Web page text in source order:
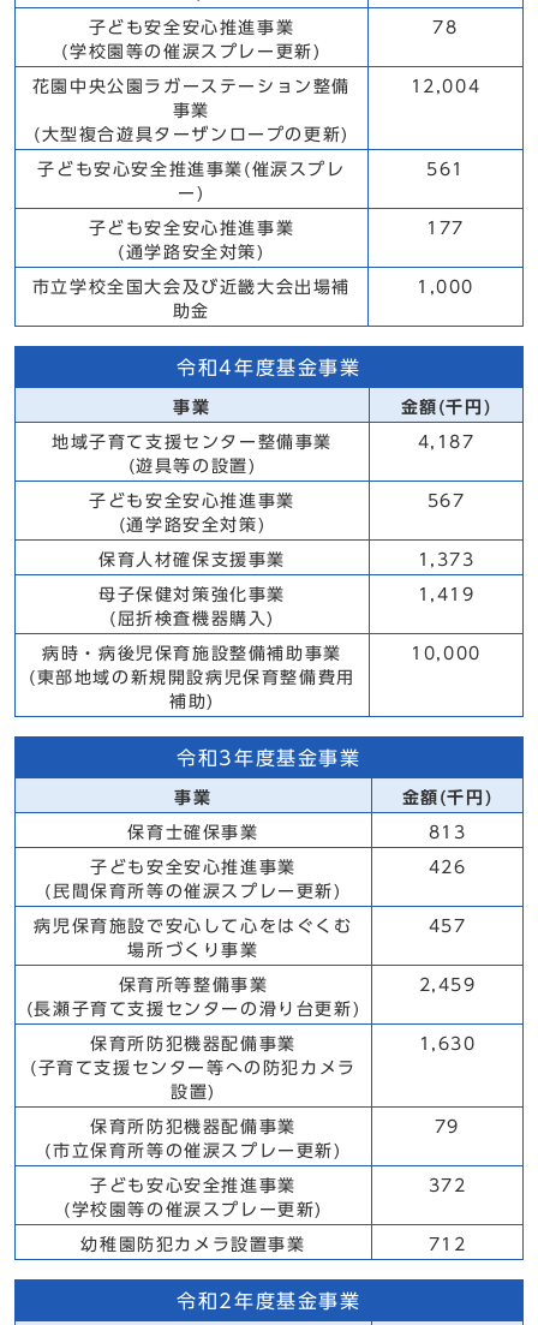
子ども安全安心推進事業
(学校園等の催涙スプレー更新)
78
花園中央公園ラガーステーション整備
事業
(大型複合遊具ターザンロープの更新)
12,004
子ども安心安全推進事業(催涙スプレ
ー)
561
子ども安全安心推進事業
(通学路安全対策)
177
市立学校全国大会及び近畿大会出場補
助金
1,000
令和4年度基金事業
事業 金額(千円)
地域子育て支援センター整備事業
(遊具等の設置)
4,187
子ども安全安心推進事業
(通学路安全対策)
567
保育人材確保支援事業 1,373
母子保健対策強化事業
(屈折検査機器購入)
1,419
病時・病後児保育施設整備補助事業
(東部地域の新規開設病児保育整備費用
補助)
10,000
令和3年度基金事業
事業 金額(千円)
保育士確保事業 813
子ども安全安心推進事業
(民間保育所等の催涙スプレー更新)
426
病児保育施設で安心して心をはぐくむ
場所づくり事業
457
保育所等整備事業
(長瀬子育て支援センターの滑り台更新)
2,459
保育所防犯機器配備事業
(子育て支援センター等への防犯カメラ
設置)
1,630
保育所防犯機器配備事業
(市立保育所等の催涙スプレー更新)
79
子ども安心安全推進事業
(学校園等の催涙スプレー更新)
372
幼稚園防犯カメラ設置事業 712
令和2年度基金事業